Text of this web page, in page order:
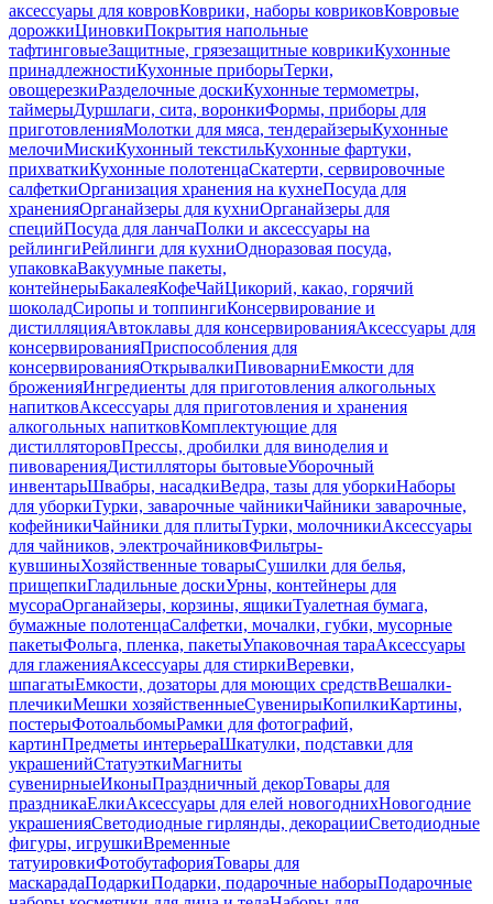
аксессуары для ковровКоврики, наборы ковриковКовровые
дорожкиЦиновкиПокрытия напольные
тафтинговыеЗащитные, грязезащитные коврикиКухонные
принадлежностиКухонные приборыТерки,
овощерезкиРазделочные доскиКухонные термометры,
таймерыДуршлаги, сита, воронкиФормы, приборы для
приготовленияМолотки для мяса, тендерайзерыКухонные
мелочиМискиКухонный текстильКухонные фартуки,
прихваткиКухонные полотенцаСкатерти, сервировочные
салфеткиОрганизация хранения на кухнеПосуда для
храненияОрганайзеры для кухниОрганайзеры для
специйПосуда для ланчаПолки и аксессуары на
рейлингиРейлинги для кухниОдноразовая посуда,
упаковкаВакуумные пакеты,
контейнерыБакалеяКофеЧайЦикорий, какао, горячий
шоколадСиропы и топпингиКонсервирование и
дистилляцияАвтоклавы для консервированияАксессуары для
консервированияПриспособления для
консервированияОткрывалкиПивоварниЕмкости для
броженияИнгредиенты для приготовления алкогольных
напитковАксессуары для приготовления и хранения
алкогольных напитковКомплектующие для
дистилляторовПрессы, дробилки для виноделия и
пивоваренияДистилляторы бытовыеУборочный
инвентарьШвабры, насадкиВедра, тазы для уборкиНаборы
для уборкиТурки, заварочные чайникиЧайники заварочные,
кофейникиЧайники для плитыТурки, молочникиАксессуары
для чайников, электрочайниковФильтры-
кувшиныХозяйственные товарыСушилки для белья,
прищепкиГладильные доскиУрны, контейнеры для
мусораОрганайзеры, корзины, ящикиТуалетная бумага,
бумажные полотенцаСалфетки, мочалки, губки, мусорные
пакетыФольга, пленка, пакетыУпаковочная тараАксессуары
для глаженияАксессуары для стиркиВеревки,
шпагатыЕмкости, дозаторы для моющих средствВешалки-
плечикиМешки хозяйственныеСувенирыКопилкиКартины,
постерыФотоальбомыРамки для фотографий,
картинПредметы интерьераШкатулки, подставки для
украшенийСтатуэткиМагниты
сувенирныеИконыПраздничный декорТовары для
праздникаЕлкиАксессуары для елей новогоднихНовогодние
украшенияСветодиодные гирлянды, декорацииСветодиодные
фигуры, игрушкиВременные
татуировкиФотобутафорияТовары для
маскарадаПодаркиПодарки, подарочные наборыПодарочные